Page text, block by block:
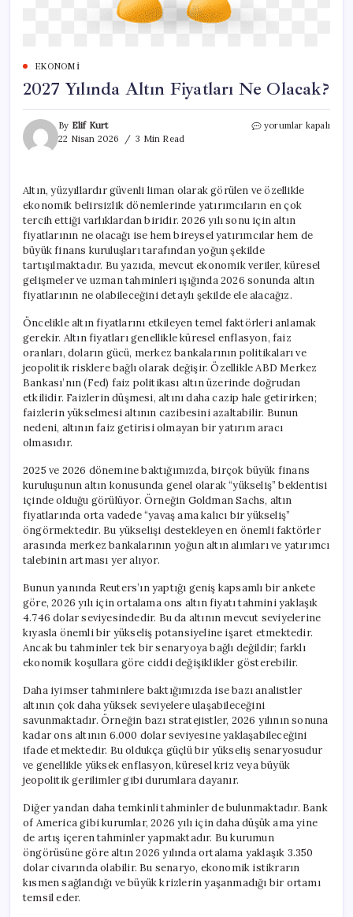
EKONOMI
2027 Yılında Altın Fiyatları Ne Olacak?
By Elif Kurt
22 Nisan 2026
3 Min Read
2027
Olacak?
için
yorumlar kapalı
Altın, yüzyıllardır güvenli liman olarak görülen ve özellikle
ekonomik belirsizlik dönemlerinde yatırımcıların en çok
tercih ettiği varlıklardan biridir. 2026 yılı sonu için altın
fiyatlarının ne olacağı ise hem bireysel yatırımcılar hem de
büyük finans kuruluşları tarafından yoğun şekilde
tartışılmaktadır. Bu yazıda, mevcut ekonomik veriler, küresel
gelişmeler ve uzman tahminleri ışığında 2026 sonunda altın
fiyatlarının ne olabileceğini detaylı şekilde ele alacağız.
Öncelikle altın fiyatlarını etkileyen temel faktörleri anlamak
gerekir. Altın fiyatları genellikle küresel enflasyon, faiz
oranları, doların gücü, merkez bankalarının politikaları ve
jeopolitik risklere bağlı olarak değişir. Özellikle ABD Merkez
Bankası’nın (Fed) faiz politikası altın üzerinde doğrudan
etkilidir. Faizlerin düşmesi, altını daha cazip hale getirirken;
faizlerin yükselmesi altının cazibesini azaltabilir. Bunun
nedeni, altının faiz getirisi olmayan bir yatırım aracı
olmasıdır.
2025 ve 2026 dönemine baktığımızda, birçok büyük finans
kuruluşunun altın konusunda genel olarak “yükseliş” beklentisi
içinde olduğu görülüyor. Örneğin Goldman Sachs, altın
fiyatlarında orta vadede “yavaş ama kalıcı bir yükseliş”
öngörmektedir. Bu yükselişi destekleyen en önemli faktörler
arasında merkez bankalarının yoğun altın alımları ve yatırımcı
talebinin artması yer alıyor.
Bunun yanında Reuters’ın yaptığı geniş kapsamlı bir ankete
göre, 2026 yılı için ortalama ons altın fiyatı tahmini yaklaşık
4.746 dolar seviyesindedir. Bu da altının mevcut seviyelerine
kıyasla önemli bir yükseliş potansiyeline işaret etmektedir.
Ancak bu tahminler tek bir senaryoya bağlı değildir; farklı
ekonomik koşullara göre ciddi değişiklikler gösterebilir.
Daha iyimser tahminlere baktığımızda ise bazı analistler
altının çok daha yüksek seviyelere ulaşabileceğini
savunmaktadır. Örneğin bazı stratejistler, 2026 yılının sonuna
kadar ons altının 6.000 dolar seviyesine yaklaşabileceğini
ifade etmektedir. Bu oldukça güçlü bir yükseliş senaryosudur
ve genellikle yüksek enflasyon, küresel kriz veya büyük
jeopolitik gerilimler gibi durumlara dayanır.
Diğer yandan daha temkinli tahminler de bulunmaktadır. Bank
of America gibi kurumlar, 2026 yılı için daha düşük ama yine
de artış içeren tahminler yapmaktadır. Bu kurumun
öngörüsüne göre altın 2026 yılında ortalama yaklaşık 3.350
dolar civarında olabilir. Bu senaryo, ekonomik istikrarın
kısmen sağlandığı ve büyük krizlerin yaşanmadığı bir ortamı
temsil eder.